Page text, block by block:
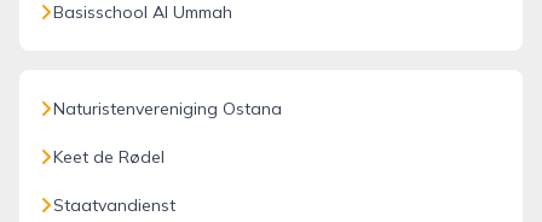
Basisschool Al Ummah
Naturistenvereniging Ostana
Keet de Rødel
Staatvandienst